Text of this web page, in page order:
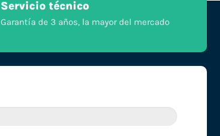
Servicio técnico
Garantía de 3 años, la mayor del mercado